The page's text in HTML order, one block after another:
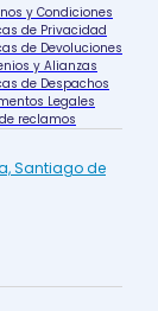
y Condiciones
de Privacidad
de Devoluciones
y Alianzas
de Despachos
Legales
reclamos
Santiago de